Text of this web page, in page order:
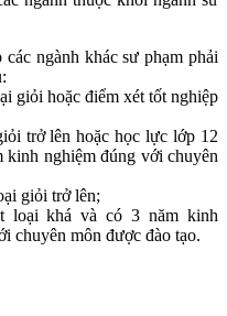
ngành khác sư phạm phải
giỏi hoặc điểm xét tốt nghiệp
trở lên hoặc học lực lớp 12
kinh nghiệm đúng với chuyên
giỏi trở lên;
loại khá và có 3 năm kinh
chuyên môn được đào tạo.